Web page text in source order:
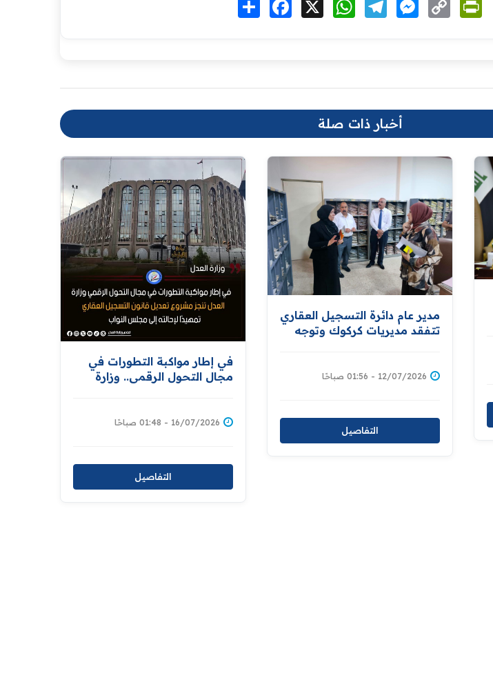
Link
أخبار ذات صلة
في إطار مواكبة التطورات في
مجال التحول الرقمي.. وزارة
إلى مجلس النواب
16/07/2026 - 01:48 صباحًا
التفاصيل
مدير عام دائرة التسجيل العقاري
تتفقد مديريات كركوك وتوجه
للاراضي ومالكيها دعما لمبادرة
12/07/2026 - 01:56 صباحًا
التفاصيل